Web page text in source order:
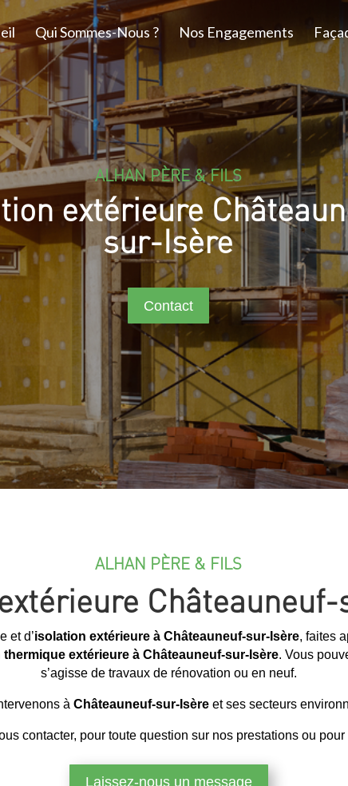
Qui Sommes-Nous ? Nos Engagements
ALHAN PÈRE & FILS
extérieure
sur-Isère
Contact
ALHAN PÈRE & FILS
et d’isolation extérieure à Châteauneuf-sur-Isère, faites
extérieure à Châteauneuf-sur-Isère. Vous
s’agisse de travaux de rénovation ou en neuf.
à Châteauneuf-sur-Isère et ses secteurs
contacter, pour toute question sur nos prestations ou
Laissez-nous un message